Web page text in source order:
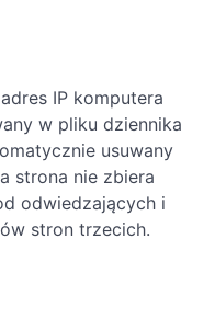
IP komputera
w pliku dziennika
usuwany
strona nie zbiera
odwiedzających i
stron trzecich.